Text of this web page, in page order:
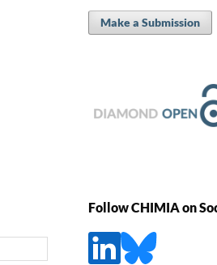
Make a Submission
Follow CHIMIA on